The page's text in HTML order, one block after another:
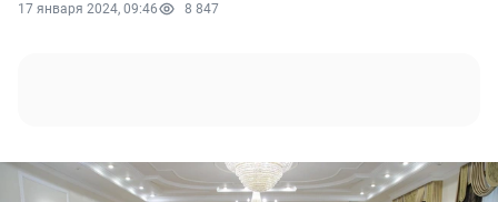
17 января 2024, 09:46 8 847